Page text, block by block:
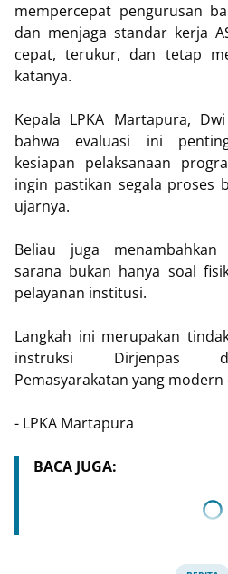
mempercepat pengurusan
dan menjaga standar kerja
cepat, terukur, dan tetap
katanya.
Kepala LPKA Martapura,
bahwa evaluasi ini
kesiapan pelaksanaan
ingin pastikan segala proses
ujarnya.
Beliau juga menambahkan
sarana bukan hanya soal
pelayanan institusi.
Langkah ini merupakan
instruksi Dirjenpas
Pemasyarakatan yang
- LPKA Martapura
BACA JUGA: